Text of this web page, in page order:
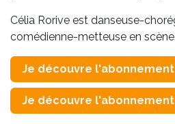
Célia Rorive est danseuse-
comédienne-metteuse en scène.
Je découvre l'abonnement
Je découvre l'abonnement